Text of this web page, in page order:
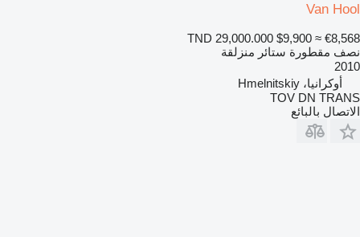
Van Hool
TND 29,000.000 $9,900 ≈ €8,568
نصف مقطورة ستائر منزلقة
2010
أوكرانيا، Hmelnitskiy
TOV DN TRANS
الاتصال بالبائع